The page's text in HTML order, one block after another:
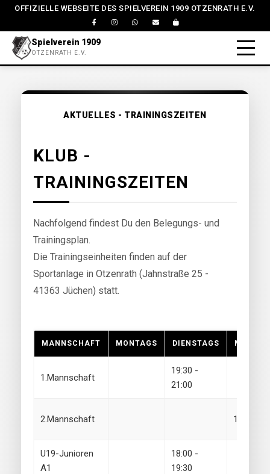
OFFIZIELLE WEBSEITE DES SPIELVEREIN 1909 OTZENRATH E.V.
Spielverein 1909
OTZENRATH E.V.
AKTUELLES - TRAININGSZEITEN
KLUB -
TRAININGSZEITEN
Nachfolgend findest Du den Belegungs- und
Trainingsplan.
Die Trainingseinheiten finden auf der
Sportanlage in Otzenrath (Jahnstraße 25 -
41363 Jüchen) statt.
MANNSCHAFT MONTAGS DIENSTAGS
1.Mannschaft
19:30 -
21:00
2.Mannschaft 19:30 -
U19-Junioren
A1
18:00 -
19:30